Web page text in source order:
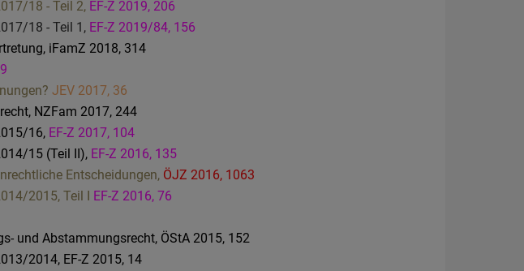
18 - Teil 2, EF-Z 2019, 206
18 - Teil 1, EF-Z 2019/84, 156
iFamZ 2018, 314
JEV 2017, 36
NZFam 2017, 244
16, EF-Z 2017, 104
15 (Teil II), EF-Z 2016, 135
Entscheidungen, ÖJZ 2016, 1063
2015, Teil I EF-Z 2016, 76
und Abstammungsrecht, ÖStA 2015, 152
2014, EF-Z 2015, 14